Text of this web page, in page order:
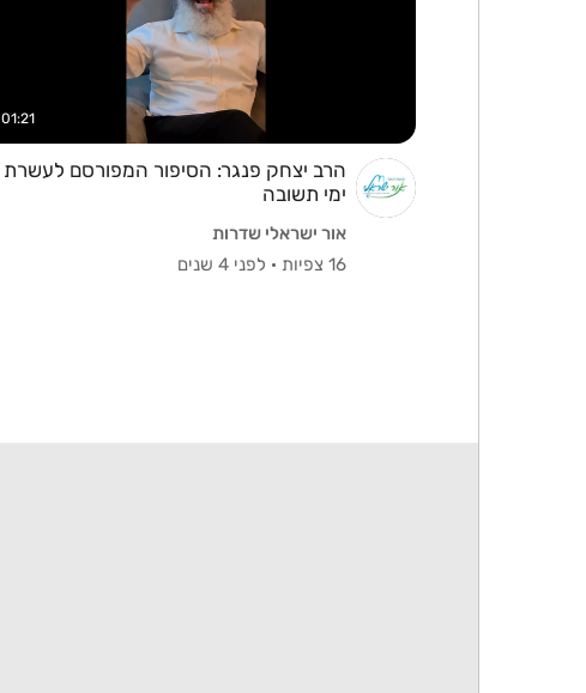
01:21
הרב יצחק פנגר: הסיפור המפורסם לעשרת
ימי תשובה
אור ישראלי שדרות
16 צפיות
· לפני 4 שנים